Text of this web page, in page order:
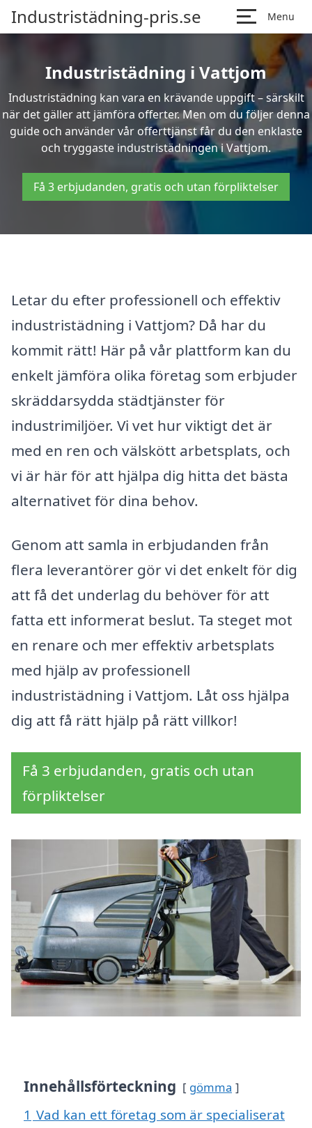
Industristädning-pris.se Menu
Industristädning i Vattjom
Industristädning kan vara en krävande uppgift – särskilt
när det gäller att jämföra offerter. Men om du följer denna
guide och använder vår offerttjänst får du den enklaste
och tryggaste industristädningen i Vattjom.
Få 3 erbjudanden, gratis och utan förpliktelser
Letar du efter professionell och effektiv
industristädning i Vattjom? Då har du
kommit rätt! Här på vår plattform kan du
enkelt jämföra olika företag som erbjuder
skräddarsydda städtjänster för
industrimiljöer. Vi vet hur viktigt det är
med en ren och välskött arbetsplats, och
vi är här för att hjälpa dig hitta det bästa
alternativet för dina behov.
Genom att samla in erbjudanden från
flera leverantörer gör vi det enkelt för dig
att få det underlag du behöver för att
fatta ett informerat beslut. Ta steget mot
en renare och mer effektiv arbetsplats
med hjälp av professionell
industristädning i Vattjom. Låt oss hjälpa
dig att få rätt hjälp på rätt villkor!
Få 3 erbjudanden, gratis och utan
förpliktelser
Innehållsförteckning gömma
1 Vad kan ett företag som är specialiserat